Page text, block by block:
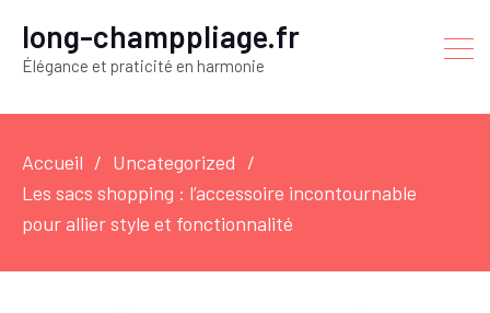
long-champpliage.fr
Élégance et praticité en harmonie
Accueil
Uncategorized
Les sacs shopping : l’accessoire incontournable
pour allier style et fonctionnalité